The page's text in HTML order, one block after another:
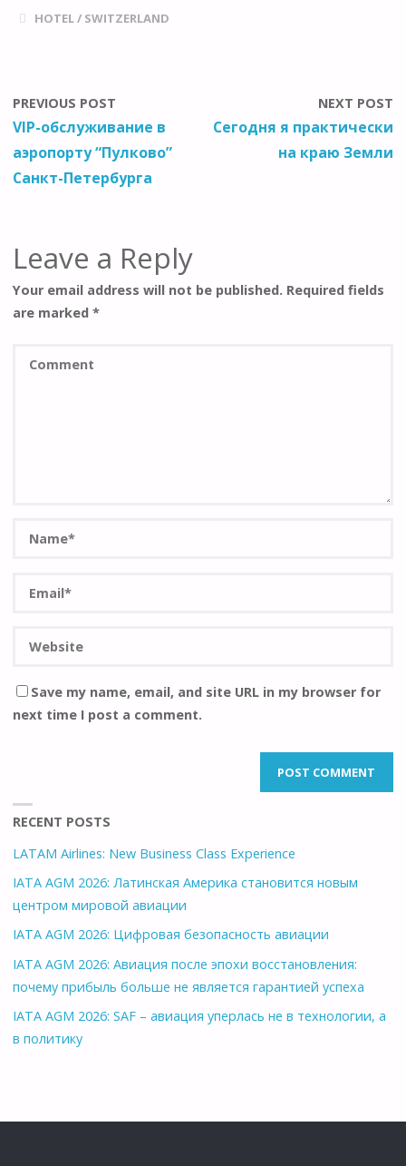
HOTEL/ SWITZERLAND
PREVIOUS POST
VIP-обслуживание в
аэропорту “Пулково”
Санкт-Петербурга
NEXT POST
Сегодня я практически
на краю Земли
Leave a Reply
Your email address will not be published. Required fields
are marked*
Save my name, email, and site URL in my browser for
next time I post a comment.
RECENT POSTS
LATAM Airlines: New Business Class Experience
IATA AGM 2026: Латинская Америка становится новым
центром мировой авиации
IATA AGM 2026: Цифровая безопасность авиации
IATA AGM 2026: Авиация после эпохи восстановления:
почему прибыль больше не является гарантией успеха
IATA AGM 2026: SAF – авиация уперлась не в технологии, а
в политику